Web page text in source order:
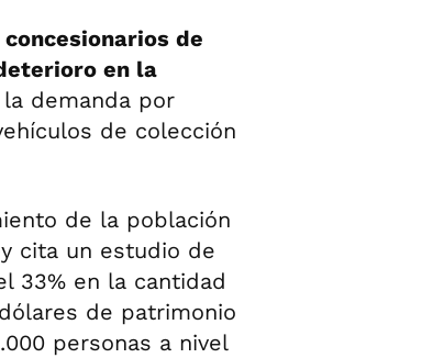
de
en la
demanda por
de colección
de la población
cita un estudio de
33% en la cantidad
de patrimonio
personas a nivel